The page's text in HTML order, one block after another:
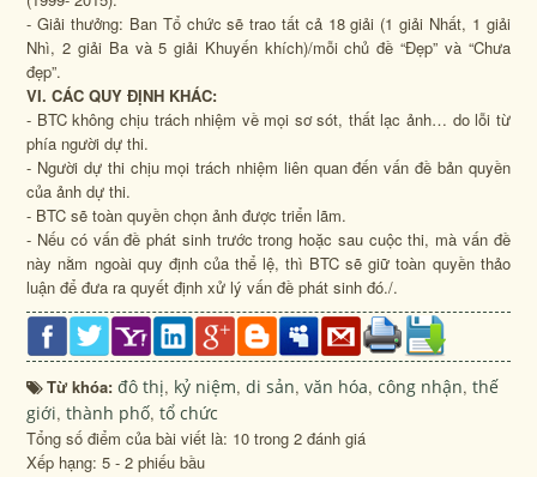
- Giải thưởng: Ban Tổ chức sẽ trao tất cả 18 giải (1 giải Nhất, 1 giải
Nhì, 2 giải Ba và 5 giải Khuyến khích)/mỗi chủ đề “Đẹp” và “Chưa
đẹp”.
VI. CÁC QUY ĐỊNH KHÁC:
- BTC không chịu trách nhiệm về mọi sơ sót, thất lạc ảnh… do lỗi từ
phía người dự thi.
- Người dự thi chịu mọi trách nhiệm liên quan đến vấn đề bản quyền
của ảnh dự thi.
- BTC sẽ toàn quyền chọn ảnh được triển lãm.
- Nếu có vấn đề phát sinh trước trong hoặc sau cuộc thi, mà vấn đề
này nằm ngoài quy định của thể lệ, thì BTC sẽ giữ toàn quyền thảo
luận để đưa ra quyết định xử lý vấn đề phát sinh đó./.
Từ khóa:đô thị, kỷ niệm,di sản,văn hóa,công nhận,thế
giới,thành phố,tổ chức
Tổng số điểm của bài viết là: 10 trong 2 đánh giá
Xếp hạng:5 -2 phiếu bầu